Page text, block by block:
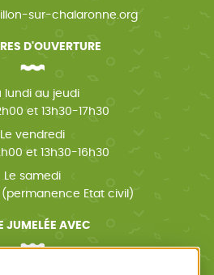
sur-chalaronne.org
D'OUVERTURE
lundi au jeudi
et 13h30-17h30
Le vendredi
et 13h30-16h30
Le samedi
Etat civil)
JUMELÉE AVEC